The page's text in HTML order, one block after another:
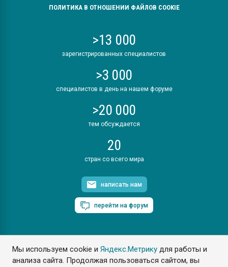
Мы используем cookie иЯндекс.Метрику для работы и
анализа сайта. Продолжая пользоваться сайтом, вы
ПОЛИТИКА В ОТНОШЕНИИ ФАЙЛОВ COOKIE
>13 000
зарегистрированных специалистов
>3 000
специалистов в день на нашем форуме
>20 000
тем обсуждается
20
стран со всего мира
написать нам
перейти на форум
ПластЭксперт © 2006. Все права защищены
Разрешается копирование материалов сайта с обязательной